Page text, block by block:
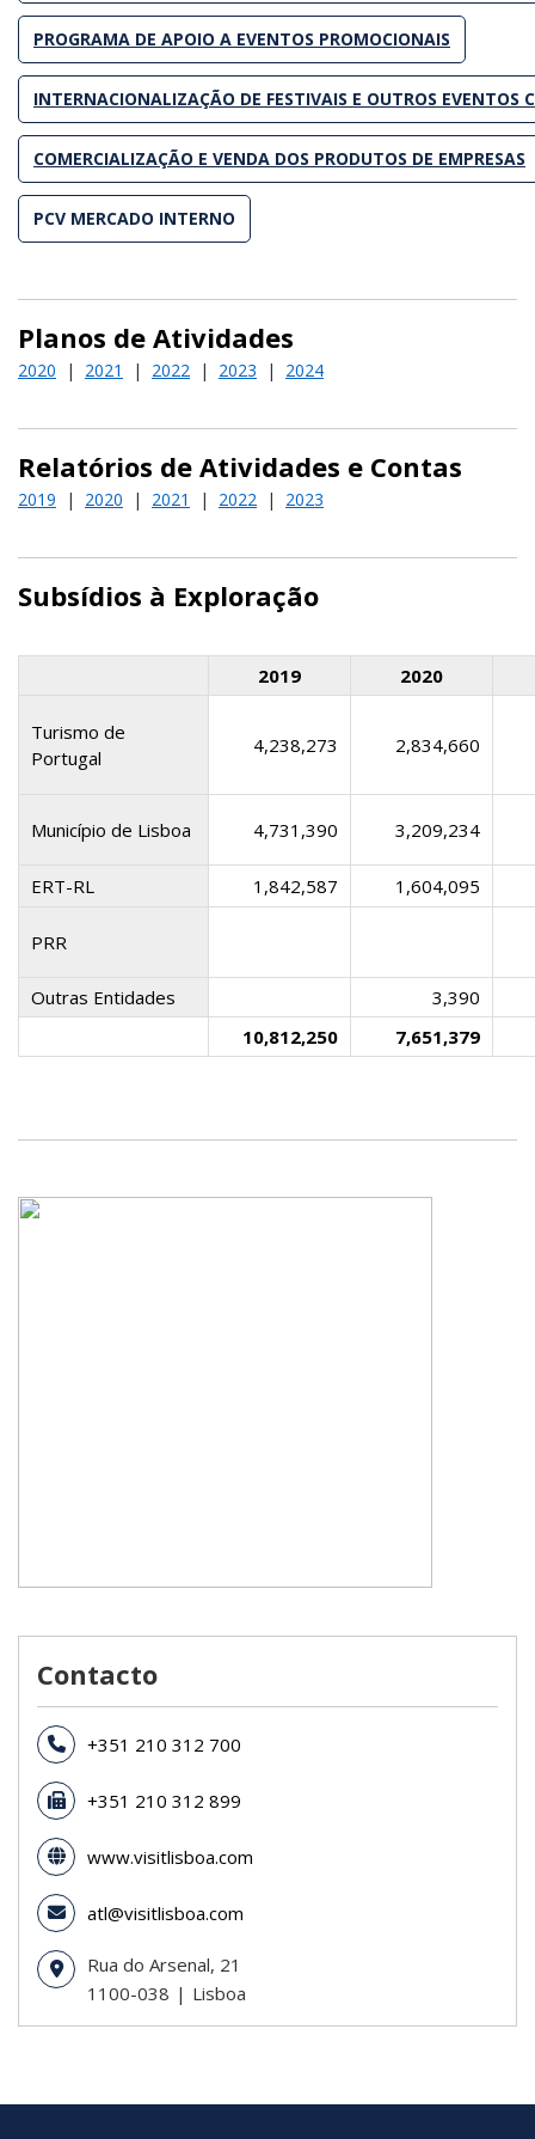
PROGRAMA DE APOIO A EVENTOS PROMOCIONAIS
INTERNACIONALIZAÇÃO DE FESTIVAIS E OUTROS EVENTOS
COMERCIALIZAÇÃO E VENDA DOS PRODUTOS DE EMPRESAS
PCV MERCADO INTERNO
Planos de Atividades
2020 | 2021 | 2022 | 2023 | 2024
Relatórios de Atividades e Contas
2019 | 2020 | 2021 | 2022 | 2023
Subsídios à Exploração
2019 2020
Turismo de
Portugal
4,238,273 2,834,660
Município de Lisboa 4,731,390 3,209,234
ERT-RL 1,842,587 1,604,095
PRR
Outras Entidades
3,390
10,812,250
7,651,379
Contacto
+351 210 312 700
+351 210 312 899
www.visitlisboa.com
atl@visitlisboa.com
Rua do Arsenal, 21
1100-038
Lisboa